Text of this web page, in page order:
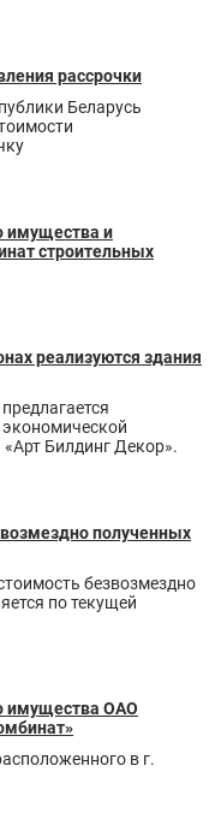
рассрочки
Беларусь
имущества и
строительных
реализуются здания
Билдинг Декор».
полученных
безвозмездно
по текущей
имущества ОАО
в г.